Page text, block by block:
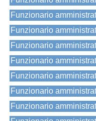
Funzionario
Funzionario
Funzionario
Funzionario
Funzionario
Funzionario
Funzionario